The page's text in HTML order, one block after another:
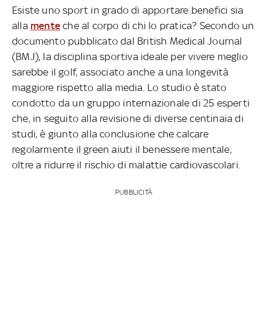
Esiste uno sport in grado di apportare benefici sia
alla mente che al corpo di chi lo pratica? Secondo un
documento pubblicato dal British Medical Journal
(BMJ), la disciplina sportiva ideale per vivere meglio
sarebbe il golf, associato anche a una longevità
maggiore rispetto alla media. Lo studio è stato
condotto da un gruppo internazionale di 25 esperti
che, in seguito alla revisione di diverse centinaia di
studi, è giunto alla conclusione che calcare
regolarmente il green aiuti il benessere mentale,
oltre a ridurre il rischio di malattie cardiovascolari.
PUBBLICITÀ